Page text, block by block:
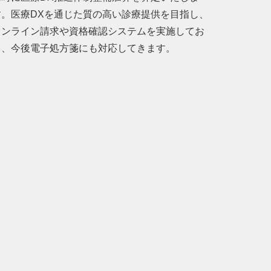
医療DXを通じた質の高い診療提供を目指し、
ライン請求や資格確認システムを実施してお
今後電子処方箋にも対応してきます。